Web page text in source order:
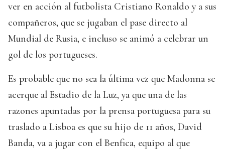
ver en acción al futbolista Cristiano Ronaldo y a sus
compañeros, que se jugaban el pase directo al
Mundial de Rusia, e incluso se animó a celebrar un
gol de los portugueses.
Es probable que no sea la última vez que Madonna se
acerque al Estadio de la Luz, ya que una de las
razones apuntadas por la prensa portuguesa para su
traslado a Lisboa es que su hijo de 11 años, David
Banda, va a jugar con el Benfica, equipo al que